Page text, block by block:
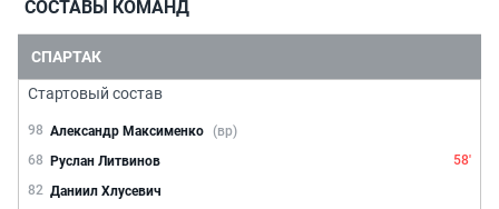
СОСТАВЫ КОМАНД
СПАРТАК
Стартовый состав
98 Александр Максименко (вр)
68 Руслан Литвинов
58'
82 Даниил Хлусевич